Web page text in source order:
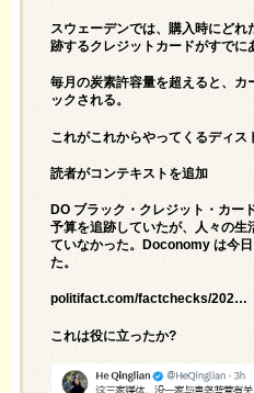
スウェーデンでは、購入時にど
跡するクレジットカードがすでに
毎月の炭素許容量を超えると、カ
ックされる。
これがこれからやってくるディス
読者がコンテキストを追加
DO ブラック・クレジット・カー
予算を追跡していたが、人々の生
ていなかった。Doconomy は今
た。
politifact.com/factchecks/202…
これは役に立ったか?